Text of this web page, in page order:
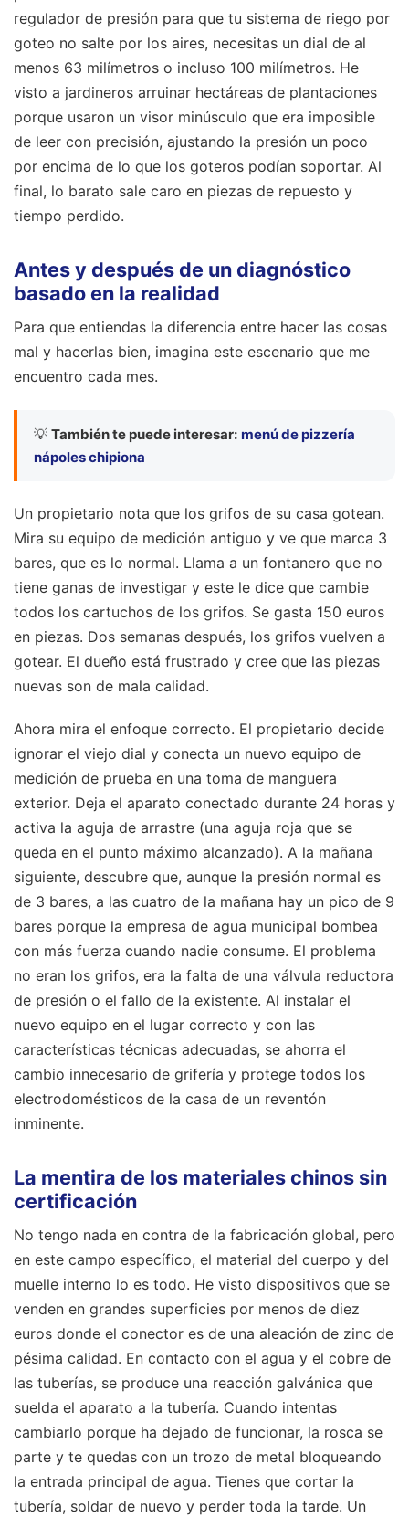
regulador de presión para que tu sistema de riego por
goteo no salte por los aires, necesitas un dial de al
menos 63 milímetros o incluso 100 milímetros. He
visto a jardineros arruinar hectáreas de plantaciones
porque usaron un visor minúsculo que era imposible
de leer con precisión, ajustando la presión un poco
por encima de lo que los goteros podían soportar. Al
final, lo barato sale caro en piezas de repuesto y
tiempo perdido.
Antes y después de un diagnóstico
basado en la realidad
Para que entiendas la diferencia entre hacer las cosas
mal y hacerlas bien, imagina este escenario que me
encuentro cada mes.
💡 También te puede interesar: menú de pizzería
nápoles chipiona
Un propietario nota que los grifos de su casa gotean.
Mira su equipo de medición antiguo y ve que marca 3
bares, que es lo normal. Llama a un fontanero que no
tiene ganas de investigar y este le dice que cambie
todos los cartuchos de los grifos. Se gasta 150 euros
en piezas. Dos semanas después, los grifos vuelven a
gotear. El dueño está frustrado y cree que las piezas
nuevas son de mala calidad.
Ahora mira el enfoque correcto. El propietario decide
ignorar el viejo dial y conecta un nuevo equipo de
medición de prueba en una toma de manguera
exterior. Deja el aparato conectado durante 24 horas y
activa la aguja de arrastre (una aguja roja que se
queda en el punto máximo alcanzado). A la mañana
siguiente, descubre que, aunque la presión normal es
de 3 bares, a las cuatro de la mañana hay un pico de 9
bares porque la empresa de agua municipal bombea
con más fuerza cuando nadie consume. El problema
no eran los grifos, era la falta de una válvula reductora
de presión o el fallo de la existente. Al instalar el
nuevo equipo en el lugar correcto y con las
características técnicas adecuadas, se ahorra el
cambio innecesario de grifería y protege todos los
electrodomésticos de la casa de un reventón
inminente.
La mentira de los materiales chinos sin
certificación
No tengo nada en contra de la fabricación global, pero
en este campo específico, el material del cuerpo y del
muelle interno lo es todo. He visto dispositivos que se
venden en grandes superficies por menos de diez
euros donde el conector es de una aleación de zinc de
pésima calidad. En contacto con el agua y el cobre de
las tuberías, se produce una reacción galvánica que
suelda el aparato a la tubería. Cuando intentas
cambiarlo porque ha dejado de funcionar, la rosca se
parte y te quedas con un trozo de metal bloqueando
la entrada principal de agua. Tienes que cortar la
tubería, soldar de nuevo y perder toda la tarde. Un